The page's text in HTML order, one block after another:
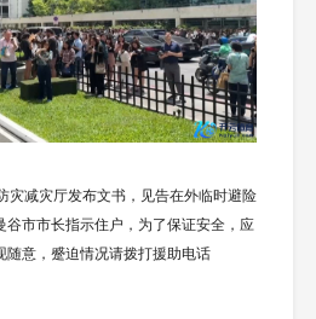
灾减灾厅发布文书，见告在外临时避险
谷市市长指示住户，为了保证安全，应
随意，蹙迫情况请拨打援助电话